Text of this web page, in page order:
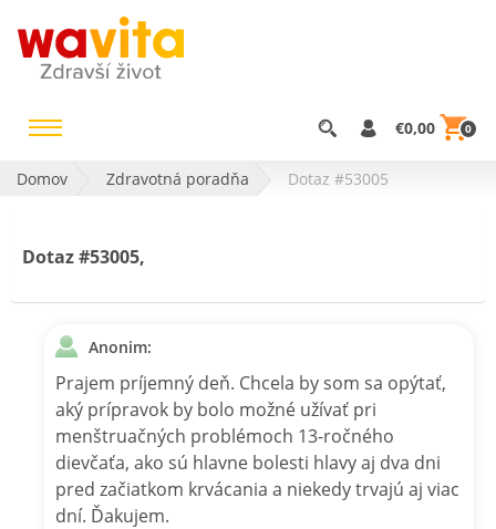
€0,00 0
Domov Zdravotná poradňa Dotaz #53005
Dotaz #53005,
Anonim:
Prajem príjemný deň. Chcela by som sa opýtať,
aký prípravok by bolo možné užívať pri
menštruačných problémoch 13-ročného
dievčaťa, ako sú hlavne bolesti hlavy aj dva dni
pred začiatkom krvácania a niekedy trvajú aj viac
dní. Ďakujem.